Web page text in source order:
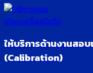
ให้บริการด้านงานสอ
(Calibration)